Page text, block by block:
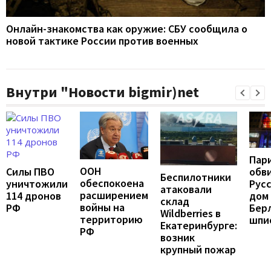
Онлайн-знакомства как оружие: СБУ сообщила о
новой тактике России против военных
Внутри "Новости bigmir)net
Силы ПВО
уничтожили
114 дронов
РФ
ООН
обеспокоена
расширением
войны на
территорию
РФ
Беспилотники
атаковали
склад
Wildberries в
Екатеринбурге:
возник
крупный пожар
дом